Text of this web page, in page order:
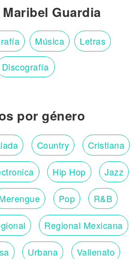
Maribel Guardia
Música Letras
Discografía
por género
Country Cristiana
Hip Hop Jazz
Pop R&B
Regional Mexicana
Urbana Vallenato